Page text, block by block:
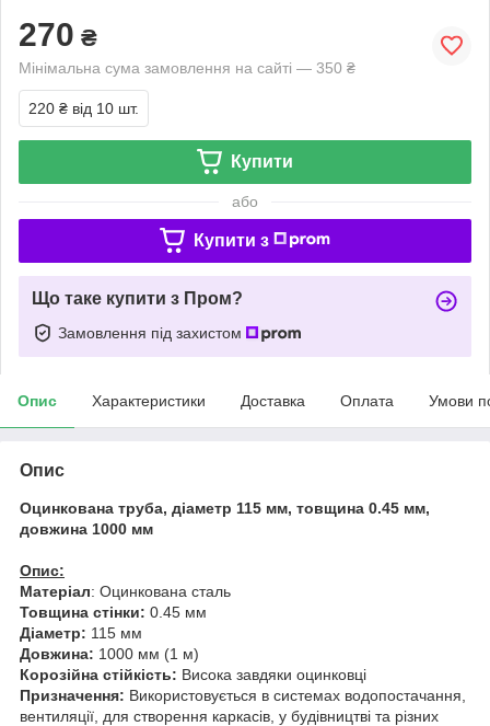
270 ₴
Мінімальна сума замовлення на сайті — 350 ₴
220 ₴ від 10 шт.
Купити
або
Купити з
Що таке купити з Пром?
Замовлення під захистом
Опис Характеристики Доставка Оплата Умови
Опис
Оцинкована труба, діаметр 115 мм, товщина 0.45 мм,
довжина 1000 мм
Опис:
Матеріал: Оцинкована сталь
Товщина стінки: 0.45 мм
Діаметр: 115 мм
Довжина: 1000 мм (1 м)
Корозійна стійкість: Висока завдяки оцинковці
Призначення: Використовується в системах водопостачання,
вентиляції, для створення каркасів, у будівництві та різних